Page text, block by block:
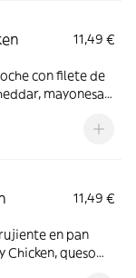
11,49 €
con filete de
mayonesa,
11,49 €
en pan
Chicken, queso